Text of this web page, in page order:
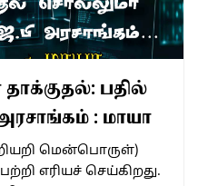
பதில்
: மாயா
மென்பொருள்)
எரியச் செய்கிறது.